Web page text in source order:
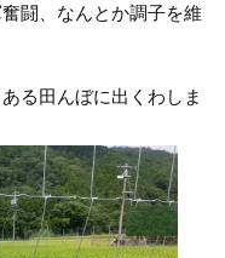
闘、なんとか調子を維
る田んぼに出くわしま